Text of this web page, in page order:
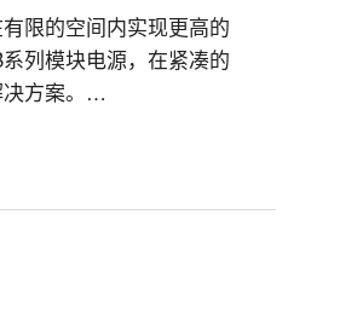
限的空间内实现更高的
列模块电源，在紧凑的
方案。